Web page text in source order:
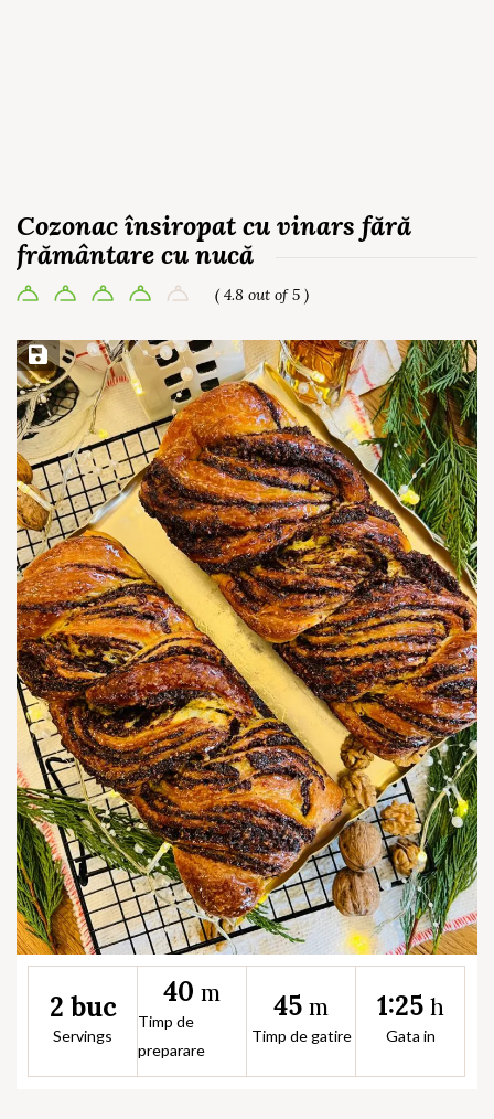
Cozonac însiropat cu vinars fără
frământare cu nucă
( 4.8 out of 5 )
Save Recipe
2 buc
Servings
40 m
Timp de
preparare
45 m
Timp de gatire
1:25 h
Gata in